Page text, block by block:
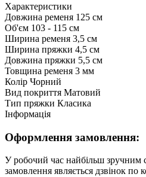
Характеристики
Довжина ременя 125 см
Об'єм 103 - 115 см
Ширина ременя 3,5 см
Ширина пряжки 4,5 см
Довжина пряжки 5,5 см
Товщина ременя 3 мм
Колір Чорний
Вид покриття Матовий
Тип пряжки Класика
Інформація
Оформлення замовлення:
У робочий час найбільш зручним
замовлення являється дзвінок по